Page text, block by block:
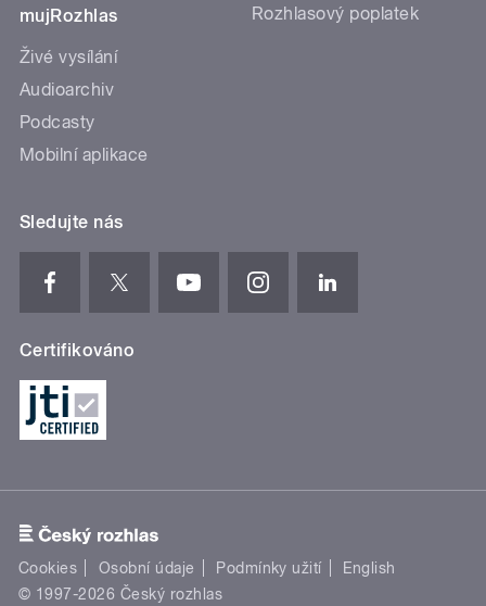
mujRozhlas
Živé vysílání
Audioarchiv
Podcasty
Mobilní aplikace
Rozhlasový poplatek
Sledujte nás
Certifikováno
Cookies Osobní údaje Podmínky užití
English
© 1997-2026 Český rozhlas